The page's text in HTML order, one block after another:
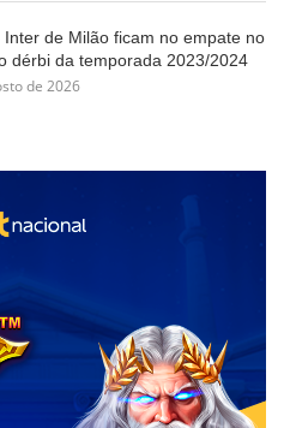
Inter de Milão ficam no empate no
dérbi da temporada 2023/2024
de 2026